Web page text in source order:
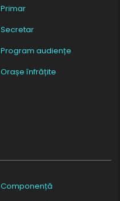
Primar
Secretar
Program audiențe
Orașe înfrățite
Componență